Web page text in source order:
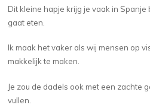
Dit kleine hapje krijg je vaak in Spanje
gaat eten.
Ik maak het vaker als wij mensen op
makkelijk te maken.
Je zou de dadels ook met een zachte
vullen.